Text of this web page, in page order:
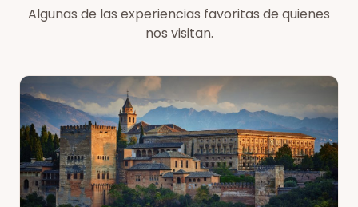
Algunas de las experiencias favoritas de quienes
nos visitan.